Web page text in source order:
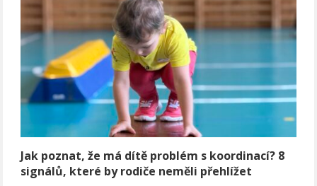
Jak poznat, že má dítě problém s koordinací? 8
signálů, které by rodiče neměli přehlížet